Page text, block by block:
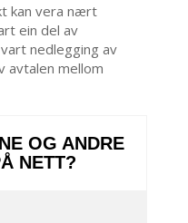
kan vera nært
ein del av
nedlegging av
avtalen mellom
OG ANDRE
NETT?